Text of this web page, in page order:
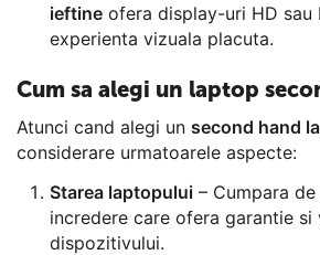
ieftine ofera display-uri HD sau
experienta vizuala placuta.
Cum sa alegi un laptop
Atunci cand alegi un second hand
considerare urmatoarele aspecte:
Starea laptopului – Cumpara
incredere care ofera garantie si
dispozitivului.